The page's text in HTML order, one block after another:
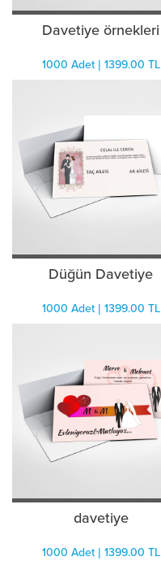
Davetiye örnekleri
1000 Adet | 1399.00 TL
Düğün Davetiye
1000 Adet | 1399.00 TL
davetiye
1000 Adet | 1399.00 TL